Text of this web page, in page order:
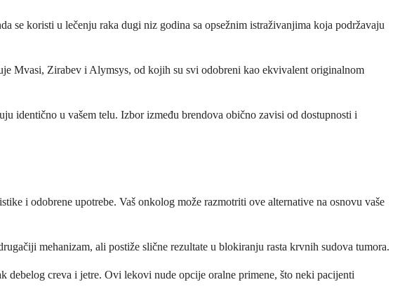
se koristi u lečenju raka dugi niz godina sa opsežnim istraživanjima koja podržavaju
Mvasi, Zirabev i Alymsys, od kojih su svi odobreni kao ekvivalent originalnom
identično u vašem telu. Izbor između brendova obično zavisi od dostupnosti i
i odobrene upotrebe. Vaš onkolog može razmotriti ove alternative na osnovu vaše
mehanizam, ali postiže slične rezultate u blokiranju rasta krvnih sudova tumora.
creva i jetre. Ovi lekovi nude opcije oralne primene, što neki pacijenti